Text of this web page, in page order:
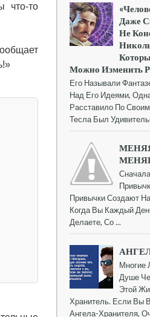
что-то
Даже
Не
Можно Изменить
Его Называли
Над Его Идеями,
Расставило По
Тесла Был
Привычки Создают
Когда Вы Каждый
Делаете, Со ...
Многие
Душе
Этой
Хранитель. Если Вы
Ангела-Хранителя,